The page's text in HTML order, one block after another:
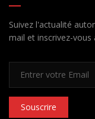
Suivez l'actualité
mail et inscrivez-
Souscrire